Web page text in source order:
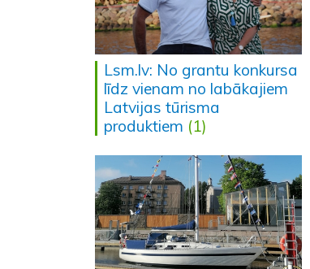
Lsm.lv: No grantu konkursa
līdz vienam no labākajiem
Latvijas tūrisma
produktiem (1)